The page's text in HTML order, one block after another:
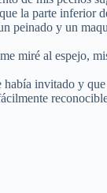
la parte inferior
peinado y un
miré al espejo,
invitado y